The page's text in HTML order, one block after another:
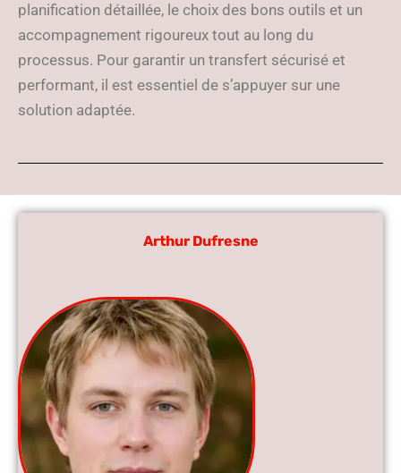
planification détaillée, le choix des bons outils et un
accompagnement rigoureux tout au long du
processus. Pour garantir un transfert sécurisé et
performant, il est essentiel de s’appuyer sur une
solution adaptée.
Arthur Dufresne